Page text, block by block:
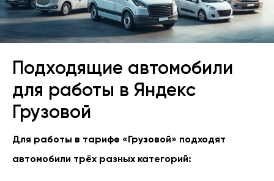
Подходящие автомобили
для работы в Яндекс
Грузовой
Для работы в тарифе «Грузовой» подходят
автомобили трёх разных категорий: